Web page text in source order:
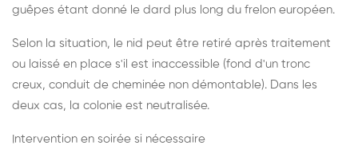
guêpes étant donné le dard plus long du frelon européen.
Selon la situation, le nid peut être retiré après traitement
ou laissé en place s'il est inaccessible (fond d'un tronc
creux, conduit de cheminée non démontable). Dans les
deux cas, la colonie est neutralisée.
Intervention en soirée si nécessaire